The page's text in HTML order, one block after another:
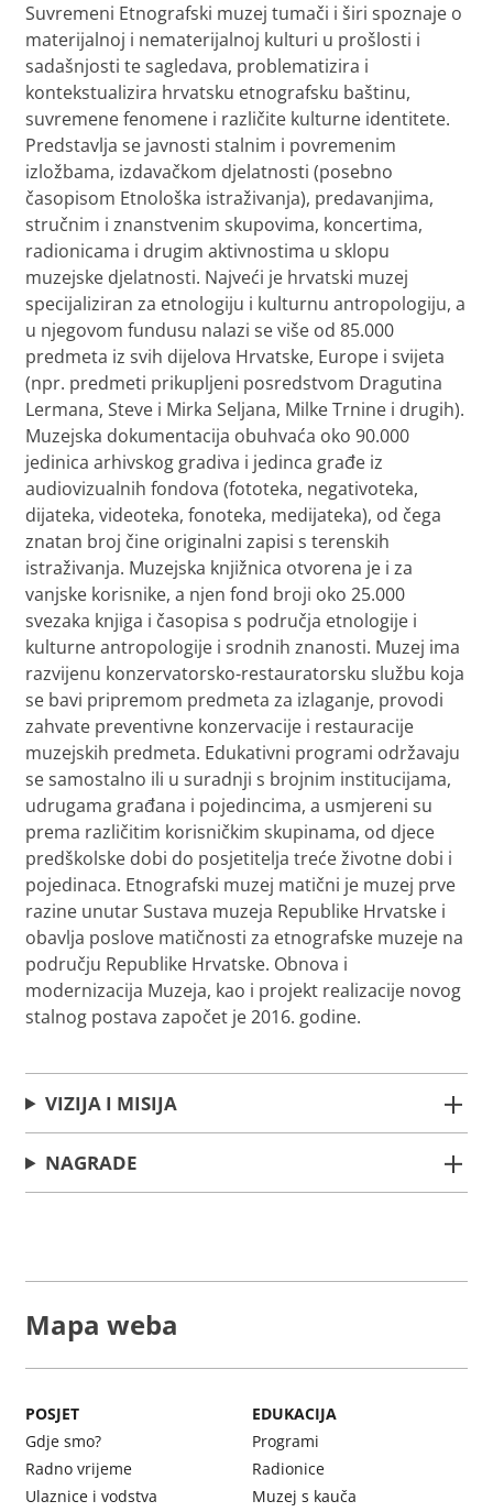
Suvremeni Etnografski muzej tumači i širi spoznaje o
materijalnoj i nematerijalnoj kulturi u prošlosti i
sadašnjosti te sagledava, problematizira i
kontekstualizira hrvatsku etnografsku baštinu,
suvremene fenomene i različite kulturne identitete.
Predstavlja se javnosti stalnim i povremenim
izložbama, izdavačkom djelatnosti (posebno
časopisom Etnološka istraživanja), predavanjima,
stručnim i znanstvenim skupovima, koncertima,
radionicama i drugim aktivnostima u sklopu
muzejske djelatnosti. Najveći je hrvatski muzej
specijaliziran za etnologiju i kulturnu antropologiju, a
u njegovom fundusu nalazi se više od 85.000
predmeta iz svih dijelova Hrvatske, Europe i svijeta
(npr. predmeti prikupljeni posredstvom Dragutina
Lermana, Steve i Mirka Seljana, Milke Trnine i drugih).
Muzejska dokumentacija obuhvaća oko 90.000
jedinica arhivskog gradiva i jedinca građe iz
audiovizualnih fondova (fototeka, negativoteka,
dijateka, videoteka, fonoteka, medijateka), od čega
znatan broj čine originalni zapisi s terenskih
istraživanja. Muzejska knjižnica otvorena je i za
vanjske korisnike, a njen fond broji oko 25.000
svezaka knjiga i časopisa s područja etnologije i
kulturne antropologije i srodnih znanosti. Muzej ima
razvijenu konzervatorsko-restauratorsku službu koja
se bavi pripremom predmeta za izlaganje, provodi
zahvate preventivne konzervacije i restauracije
muzejskih predmeta. Edukativni programi održavaju
se samostalno ili u suradnji s brojnim institucijama,
udrugama građana i pojedincima, a usmjereni su
prema različitim korisničkim skupinama, od djece
predškolske dobi do posjetitelja treće životne dobi i
pojedinaca. Etnografski muzej matični je muzej prve
razine unutar Sustava muzeja Republike Hrvatske i
obavlja poslove matičnosti za etnografske muzeje na
području Republike Hrvatske. Obnova i
modernizacija Muzeja, kao i projekt realizacije novog
stalnog postava započet je 2016. godine.
VIZIJA I MISIJA
NAGRADE
Mapa weba
POSJET
Gdje smo?
Radno vrijeme
Ulaznice i vodstva
EDUKACIJA
Programi
Radionice
Muzej s kauča